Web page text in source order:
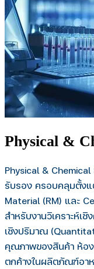
Physical &
Physical &
รับรอง ครอบคลุมตั้ง
Material (RM) และ
สำหรับงานวิเคราะห์เ
เชิงปริมาณ
คุณภาพของสินค้า ห้อง
ตกค้างในผลิตภัณฑ์อา